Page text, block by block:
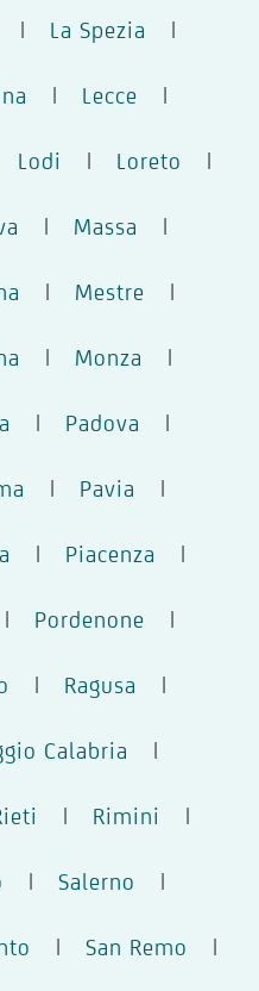
| La Spezia |
| Lecce |
Lodi | Loreto |
| Massa |
| Mestre |
| Monza |
| Padova |
| Pavia |
| Piacenza |
| Pordenone |
| Ragusa |
Calabria |
| Rimini |
| Salerno |
| San Remo |